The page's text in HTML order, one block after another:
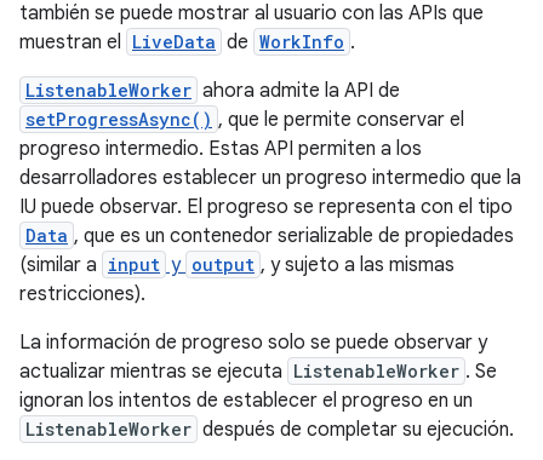
también se puede mostrar al usuario con las APIs que
muestran el LiveData de WorkInfo .
ListenableWorker ahora admite la API de
setProgressAsync() , que le permite conservar el
progreso intermedio. Estas API permiten a los
desarrolladores establecer un progreso intermedio que la
IU puede observar. El progreso se representa con el tipo
Data , que es un contenedor serializable de propiedades
(similar a input y output , y sujeto a las mismas
restricciones).
La información de progreso solo se puede observar y
actualizar mientras se ejecuta ListenableWorker . Se
ignoran los intentos de establecer el progreso en un
ListenableWorker después de completar su ejecución.